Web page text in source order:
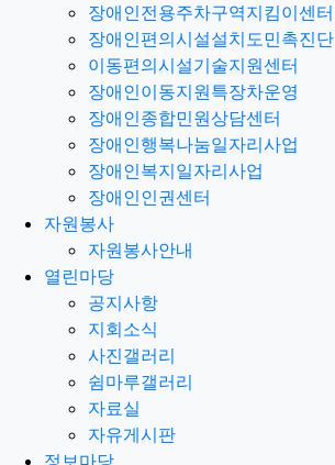
장애인전용주차구역지킴이센터
장애인편의시설설치도민촉진단
이동편의시설기술지원센터
장애인이동지원특장차운영
장애인종합민원상담센터
장애인행복나눔일자리사업
장애인복지일자리사업
장애인인권센터
자원봉사
자원봉사안내
열린마당
공지사항
지회소식
사진갤러리
쉼마루갤러리
자료실
자유게시판
정보마당